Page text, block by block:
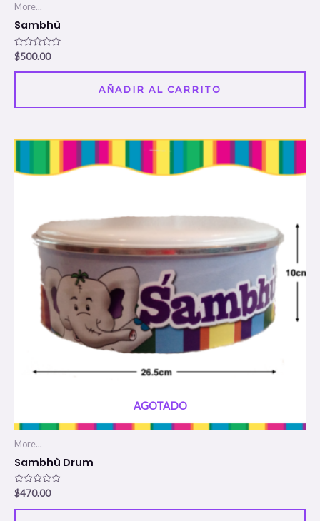
More...
Sambhù
Valorado
en
0
$500.00
AÑADIR AL CARRITO
AGOTADO
More...
Sambhù Drum
Valorado
en
0
$470.00